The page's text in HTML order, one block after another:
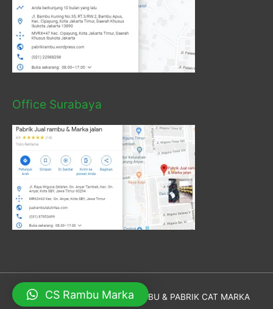
Office Surabaya
Hak Cipta © 2026PABRIK RAMBU & PABRIK CAT MARKA
CS Rambu Marka